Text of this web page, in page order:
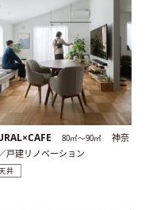
80㎡〜90㎡
神奈
戸建リノベーション
井